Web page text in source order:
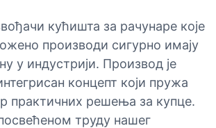
кућишта за рачунаре које
производи сигурно имају
у индустрији. Производ је
концепт који пружа
практичних решења за купце.
труду нашег